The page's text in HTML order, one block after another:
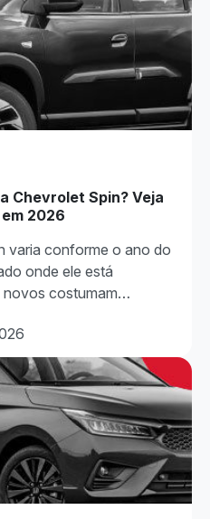
Chevrolet Spin? Veja
2026
varia conforme o ano do
onde ele está
novos costumam…